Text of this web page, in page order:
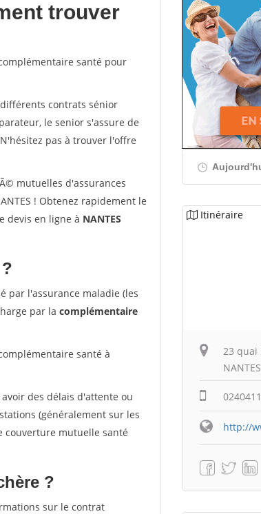
trouver
santé pour
contrats sénior
le senior s'assure de
pas à trouver l'offre
mutuelles d'assurances
! Obtenez rapidement le
devis en ligne à NANTES
par l'assurance maladie (les
par la complémentaire
santé à
des délais d'attente ou
(généralement sur les
couverture mutuelle santé
?
sur le contrat
Itinéraire
23 quai
NANTES
http://